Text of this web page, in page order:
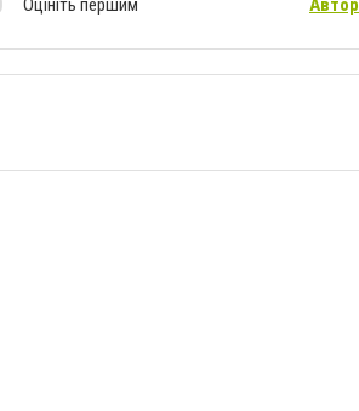
Оцініть першим